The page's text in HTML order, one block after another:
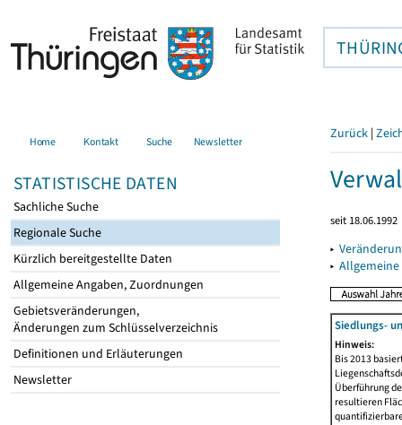
Home Kontakt Suche Newsletter
STATISTISCHE DATEN
Sachliche Suche
Regionale Suche
Kürzlich bereitgestellte Daten
Allgemeine Angaben, Zuordnungen
Gebietsveränderungen,
Änderungen zum Schlüsselverzeichnis
Definitionen und Erläuterungen
Newsletter
Zurück |
seit 18.06.1992
▸
▸
Siedlungs-
Hinweis:
Bis 2013
Überführung
resultieren